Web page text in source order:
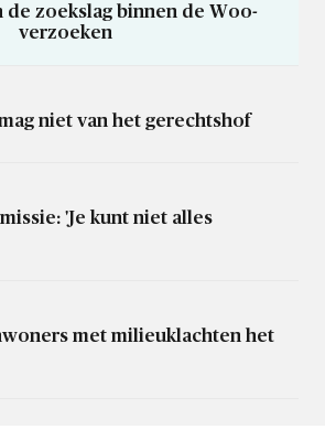
de zoekslag binnen de Woo-
verzoeken
niet van het gerechtshof
'Je kunt niet alles
met milieuklachten het